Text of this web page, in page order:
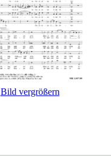
Bild vergrößern